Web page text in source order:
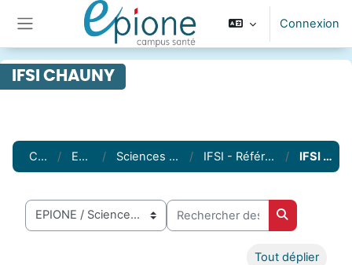
Passer au contenu principal
Panneau latéral
Connexion
IFSI CHAUNY
Cours EPIONE Sciences infirmières IFSI - Référentiel 2009 IFSI Chauny
Catégories de cours
Rechercher des cours
Rechercher
Tout déplier